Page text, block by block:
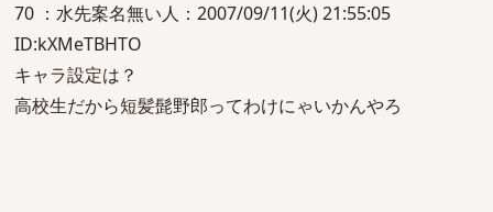
70 ：水先案名無い人：2007/09/11(火) 21:55:05
ID:kXMeTBHTO
キャラ設定は？
高校生だから短髪髭野郎ってわけにゃいかんやろ